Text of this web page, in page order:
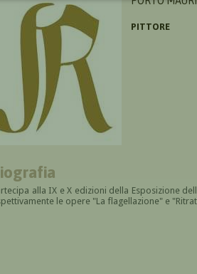
PITTORE
alla IX e X edizioni della Esposizione
le opere "La flagellazione" e